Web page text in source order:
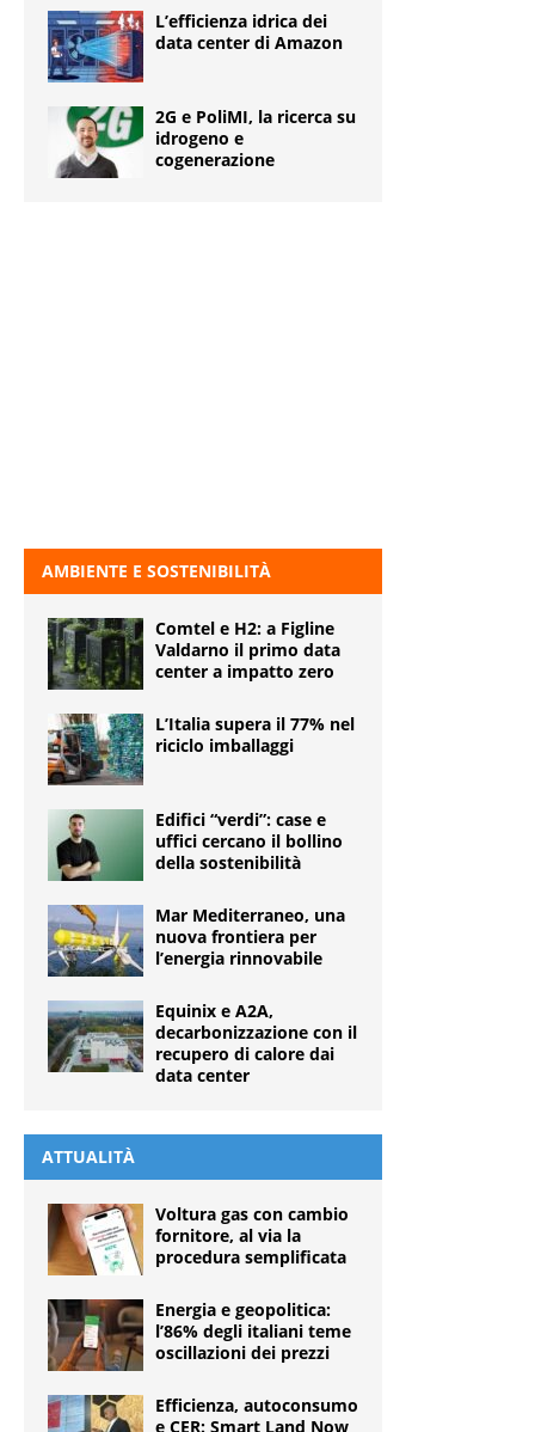
L’efficienza idrica dei
data center di Amazon
2G e PoliMI, la ricerca su
idrogeno e
cogenerazione
AMBIENTE E SOSTENIBILITÀ
Comtel e H2: a Figline
Valdarno il primo data
center a impatto zero
L’Italia supera il 77% nel
riciclo imballaggi
Edifici “verdi”: case e
uffici cercano il bollino
della sostenibilità
Mar Mediterraneo, una
nuova frontiera per
l’energia rinnovabile
Equinix e A2A,
decarbonizzazione con il
recupero di calore dai
data center
ATTUALITÀ
Voltura gas con cambio
fornitore, al via la
procedura semplificata
Energia e geopolitica:
l’86% degli italiani teme
oscillazioni dei prezzi
Efficienza, autoconsumo
e CER: Smart Land Now